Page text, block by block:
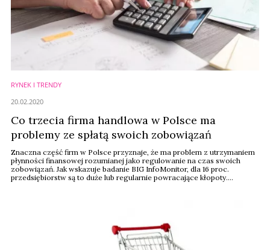
RYNEK I TRENDY
Co trzecia firma handlowa w Polsce ma
problemy ze spłatą swoich zobowiązań
Znaczna część firm w Polsce przyznaje, że ma problem z utrzymaniem
płynności finansowej rozumianej jako regulowanie na czas swoich
zobowiązań. Jak wskazuje badanie BIG InfoMonitor, dla 16 proc.
przedsiębiorstw są to duże lub regularnie powracające kłopoty.
20.02.2020